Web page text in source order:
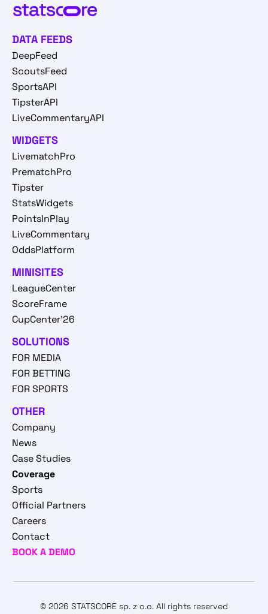
DATA FEEDS
DeepFeed
ScoutsFeed
SportsAPI
TipsterAPI
LiveCommentaryAPI
WIDGETS
LivematchPro
PrematchPro
Tipster
StatsWidgets
PointsInPlay
LiveCommentary
OddsPlatform
MINISITES
LeagueCenter
ScoreFrame
CupCenter'26
SOLUTIONS
FOR MEDIA
FOR BETTING
FOR SPORTS
OTHER
Company
News
Case Studies
Coverage
Sports
Official Partners
Careers
Contact
BOOK A DEMO
© 2026 STATSCORE sp. z o.o. All rights reserved